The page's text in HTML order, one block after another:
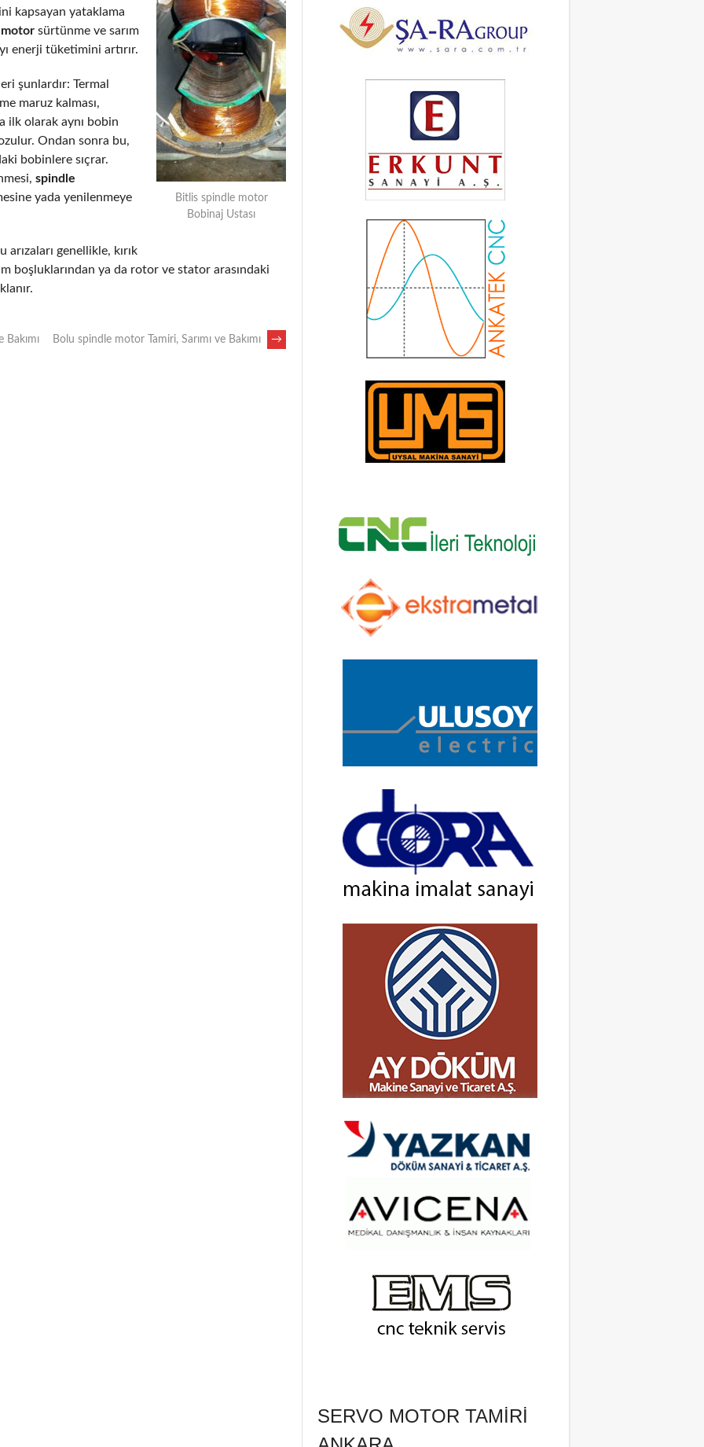
Bitlis spindle motor
Bobinaj Ustası
kapsayan yataklama
sürtünme ve sarım
enerji tüketimini artırır.
şunlardır: Termal
maruz kalması,
ilk olarak aynı bobin
Ondan sonra bu,
bobinlere sıçrar.
spindle
yada yenilenmeye
arızaları genellikle, kırık
boşluklarından ya da rotor ve stator arasındaki
Bolu spindle motor Tamiri, Sarımı ve Bakımı →
SERVO MOTOR TAMIRI